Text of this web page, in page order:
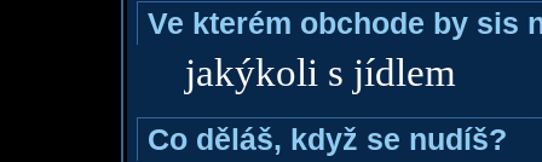
Ve kterém obchode by sis
jakýkoli s jídlem
Co děláš, když se nudíš?